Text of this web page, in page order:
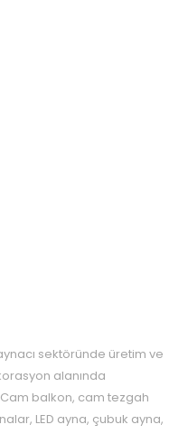
sektöründe üretim ve
alanında
balkon, cam tezgah
LED ayna, çubuk ayna,